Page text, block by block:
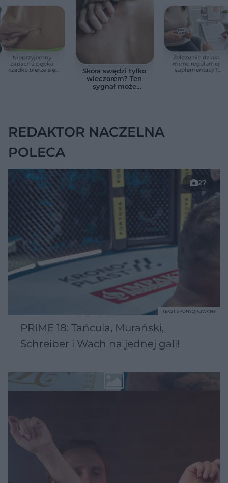
Nieprzyjemny
zapach z pępka
rzadko bierze się
Skóra swędzi tylko
wieczorem? Ten
sygnał może
Żelazo nie działa
mimo regularnej
suplementacji?
REDAKTOR NACZELNA
POLECA
27
PRIME 18: Tańcula, Murański,
Schreiber i Wach na jednej gali!
TEKST SPONSOROWANY